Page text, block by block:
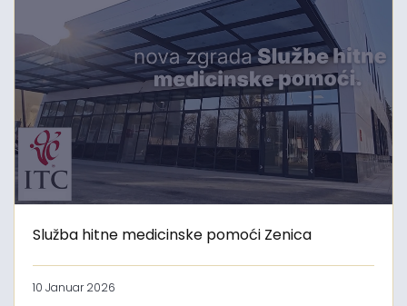
Služba hitne medicinske pomoći Zenica
10 Januar 2026